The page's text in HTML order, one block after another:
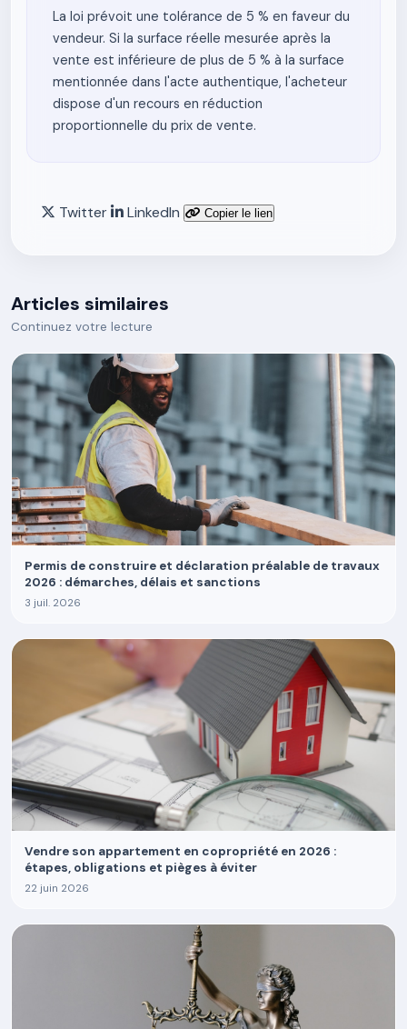
La loi prévoit une tolérance de 5 % en faveur du
vendeur. Si la surface réelle mesurée après la
vente est inférieure de plus de 5 % à la surface
mentionnée dans l'acte authentique, l'acheteur
dispose d'un recours en réduction
proportionnelle du prix de vente.
Twitter LinkedIn Copier le lien
Articles similaires
Continuez votre lecture
Permis de construire et déclaration préalable de travaux
2026 : démarches, délais et sanctions
3 juil. 2026
Vendre son appartement en copropriété en 2026 :
étapes, obligations et pièges à éviter
22 juin 2026